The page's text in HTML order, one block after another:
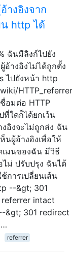
างอิงจาก
http ได้
ฉันมีลิงก์ไปยัง
างอิงไม่ได้ถูกตั้ง
ไปยังหน้า http
HTTP_referrer
ชื่อมต่อ HTTP
ที่ใดก็ได้ยกเว้น
อิงจะไม่ถูกส่ง ฉัน
นผู้อ้างอิงเพื่อให้
เมนของฉัน มีวิธี
ม่ ปรับปรุง ฉันได้
การเปลี่ยนเส้น
--&gt; 301
intact
&gt; 301 redirect
referrer